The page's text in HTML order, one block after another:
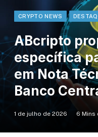
CRYPTO NEWS
ABcripto
específica
em Nota
Banco
1 de julho de 2026 6 Mins